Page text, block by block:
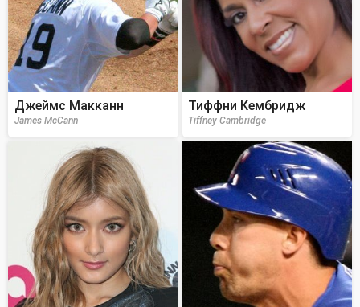
Джеймс Макканн
James McCann
Тиффни Кембридж
Tiffney Cambridge